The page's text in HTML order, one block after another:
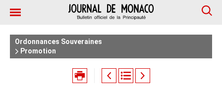
Ordonnances Souveraines
Promotion